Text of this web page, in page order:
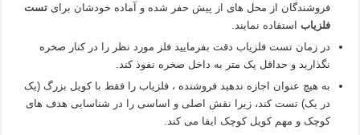
فروشندگان از محل های از پیش حفر شده و آماده خودشان برای تست
فلزیاب استفاده نمایند.
در زمان تست فلزیاب دقت بفرمایید فلز مورد نظر را در کنار صخره
نگذارید و حداقل یک متر به داخل صخره نفوذ کند.
به هیچ عنوان اجازه ندهید فروشنده ، فلزیاب را فقط با کویل بزرگ (یک
در یک) تست کند، زیرا نقش اصلی و اساسی را در شناسایی هدف های
کوچک و مهم کویل کوچک ایفا می کند.